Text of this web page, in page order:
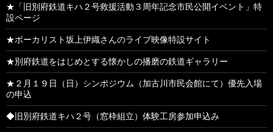
★「旧別府鉄道キハ２号救援活動３周年記念市民公開イベント」特
設ページ
★ボーカリスト坂上伊織さんのライブ映像特設サイト
★別府鉄道をはじめとする懐かしの播磨の鉄道ギャラリー
★２月１９日（日）シンポジウム（加古川市民会館にて）優先入場
の申込
◆旧別府鉄道キハ２号（窓枠組立）体験工房参加申込み